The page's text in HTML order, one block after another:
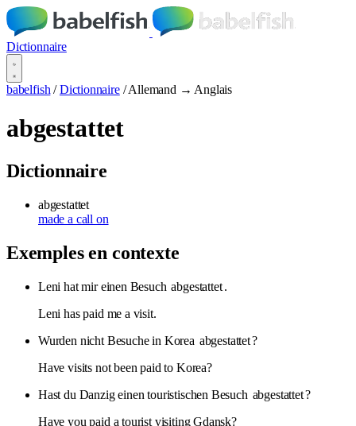
Dictionnaire
babelfish / Dictionnaire / Allemand → Anglais
abgestattet
Dictionnaire
abgestattet
made a call on
Exemples en contexte
Leni hat mir einen Besuch abgestattet .
Leni has paid me a visit.
Wurden nicht Besuche in Korea abgestattet?
Have visits not been paid to Korea?
Hast du Danzig einen touristischen Besuch abgestattet?
Have you paid a tourist visiting Gdansk?